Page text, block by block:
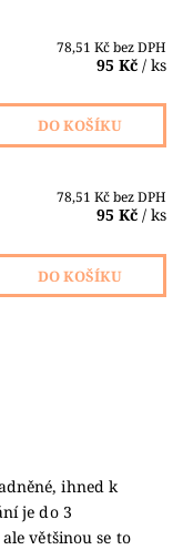
78,51 Kč bez DPH
95 Kč / ks
78,51 Kč bez DPH
95 Kč / ks
ihned k
je do 3
většinou se to